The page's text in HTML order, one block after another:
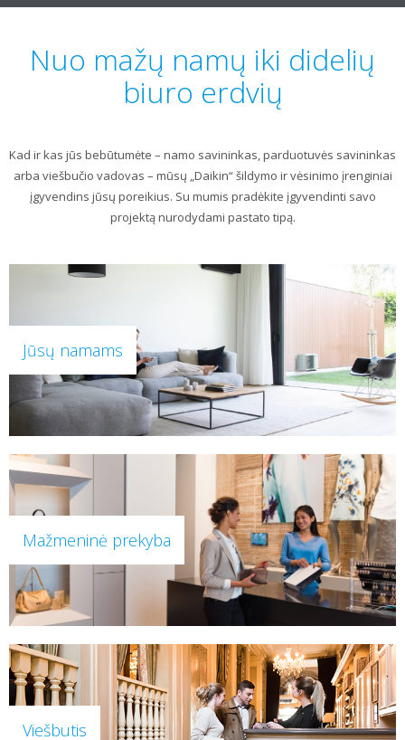
Nuo mažų namų iki didelių
biuro erdvių
Kad ir kas jūs bebūtumėte – namo savininkas, parduotuvės savininkas
arba viešbučio vadovas – mūsų „Daikin“ šildymo ir vėsinimo įrenginiai
įgyvendins jūsų poreikius. Su mumis pradėkite įgyvendinti savo
projektą nurodydami pastato tipą.
Jūsų namams
Mažmeninė prekyba
Viešbutis